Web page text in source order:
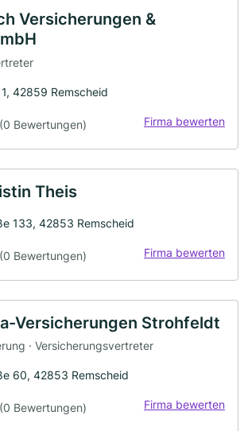
Versicherungen &
42859 Remscheid
(0 Bewertungen) Firma bewerten
Theis
133, 42853 Remscheid
(0 Bewertungen) Firma bewerten
Versicherungen Strohfeldt
· Versicherungsvertreter
60, 42853 Remscheid
(0 Bewertungen) Firma bewerten